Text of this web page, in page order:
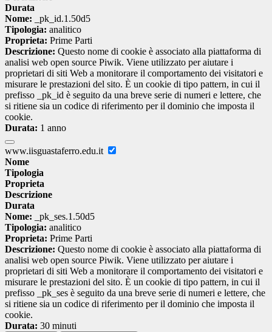
Durata
Nome: _pk_id.1.50d5
Tipologia: analitico
Proprieta: Prime Parti
Descrizione: Questo nome di cookie è associato alla piattaforma di
analisi web open source Piwik. Viene utilizzato per aiutare i
proprietari di siti Web a monitorare il comportamento dei visitatori e
misurare le prestazioni del sito. È un cookie di tipo pattern, in cui il
prefisso _pk_id è seguito da una breve serie di numeri e lettere, che
si ritiene sia un codice di riferimento per il dominio che imposta il
cookie.
Durata: 1 anno
www.iisguastaferro.edu.it
Nome
Tipologia
Proprieta
Descrizione
Durata
Nome: _pk_ses.1.50d5
Tipologia: analitico
Proprieta: Prime Parti
Descrizione: Questo nome di cookie è associato alla piattaforma di
analisi web open source Piwik. Viene utilizzato per aiutare i
proprietari di siti Web a monitorare il comportamento dei visitatori e
misurare le prestazioni del sito. È un cookie di tipo pattern, in cui il
prefisso _pk_ses è seguito da una breve serie di numeri e lettere, che
si ritiene sia un codice di riferimento per il dominio che imposta il
cookie.
Durata: 30 minuti